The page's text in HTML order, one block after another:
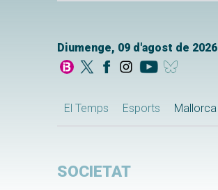
Diumenge, 09 d'agost de 2026
El Temps Esports Mallorca
SOCIETAT